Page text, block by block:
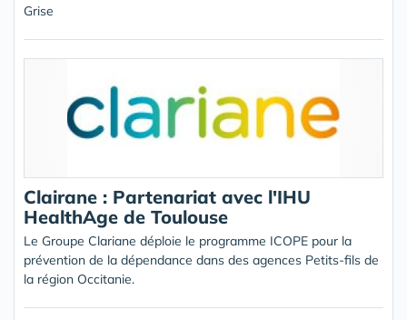
Grise
Clairane : Partenariat avec l'IHU
HealthAge de Toulouse
Le Groupe Clariane déploie le programme ICOPE pour la
prévention de la dépendance dans des agences Petits-fils de
la région Occitanie.